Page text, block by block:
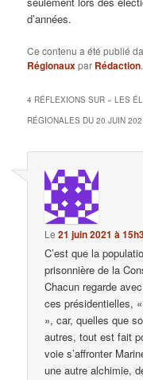
d’années.
Ce contenu a été publié
Régionauxpar Rédaction
4 RÉFLEXIONS SUR «LES
RÉGIONALES DU 20 JUIN
Le21 juin 2021 à
C’est que la
prisonnière de la
Chacun regarde
ces présidentielles,
», car, quelles que
autres, tout est fait
voie s’affronter
une autre alchimie,